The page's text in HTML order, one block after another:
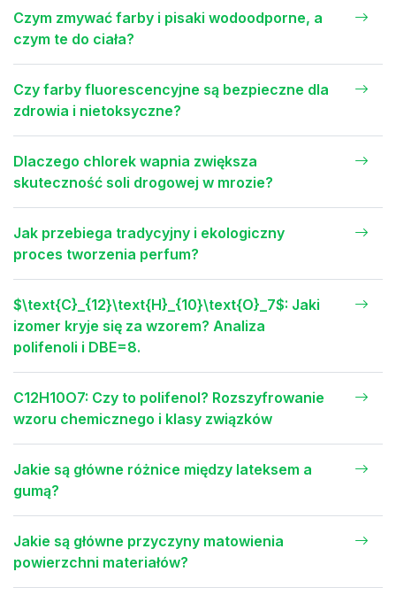
Czym zmywać farby i pisaki wodoodporne, a
czym te do ciała?
Czy farby fluorescencyjne są bezpieczne dla
zdrowia i nietoksyczne?
Dlaczego chlorek wapnia zwiększa
skuteczność soli drogowej w mrozie?
Jak przebiega tradycyjny i ekologiczny
proces tworzenia perfum?
$\text{C}_{12}\text{H}_{10}\text{O}_7$: Jaki
izomer kryje się za wzorem? Analiza
polifenoli i DBE=8.
C12H10O7: Czy to polifenol? Rozszyfrowanie
wzoru chemicznego i klasy związków
Jakie są główne różnice między lateksem a
gumą?
Jakie są główne przyczyny matowienia
powierzchni materiałów?